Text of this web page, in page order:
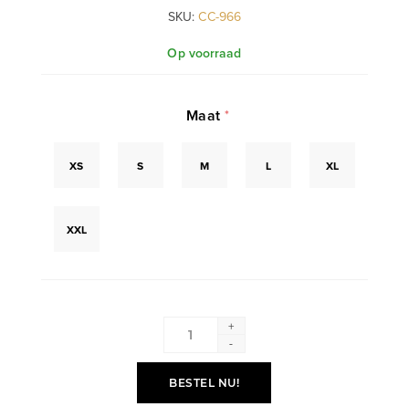
SKU: CC-966
Op voorraad
Maat*
XS S M L XL
XXL
+
-
BESTEL NU!